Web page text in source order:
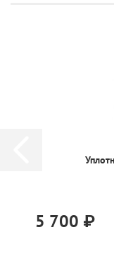
5 700 ₽